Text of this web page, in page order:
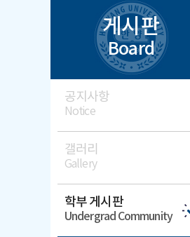
게시판
Board
공지사항
Notice
갤러리
Gallery
학부 게시판
Undergrad Community